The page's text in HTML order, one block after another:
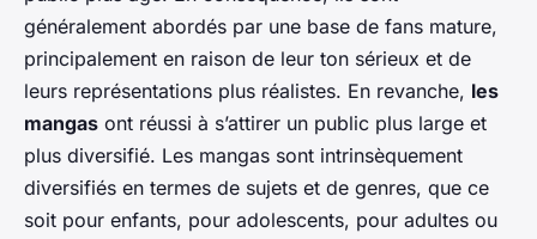
généralement abordés par une base de fans mature,
principalement en raison de leur ton sérieux et de
leurs représentations plus réalistes. En revanche, les
mangas ont réussi à s’attirer un public plus large et
plus diversifié. Les mangas sont intrinsèquement
diversifiés en termes de sujets et de genres, que ce
soit pour enfants, pour adolescents, pour adultes ou